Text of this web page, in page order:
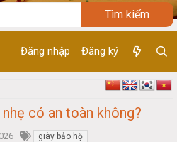
Đăng nhập Đăng ký
có an toàn không?
giày bảo hộ